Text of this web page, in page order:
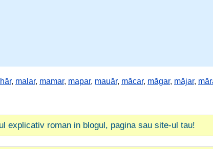
, malar, mamar, mapar, mauăr, măcar, măgar, măjar,
explicativ roman in blogul, pagina sau site-ul tau!